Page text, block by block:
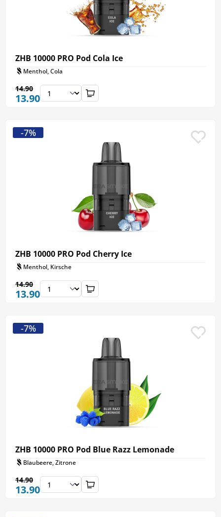
ZHB 10000 PRO Pod Cola Ice
Menthol, Cola
13.90
14.90
ZHB 10000 PRO Pod Cherry Ice
Menthol, Kirsche
13.90
14.90
-7%
ZHB 10000 PRO Pod Blue Razz Lemonade
Blaubeere, Zitrone
13.90
14.90
-7%